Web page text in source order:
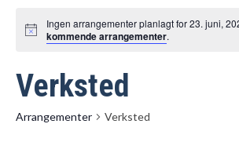
Notice
Ingen arrangementer planlagt for 23. juni,
kommende arrangementer.
Verksted
Arrangementer Verksted